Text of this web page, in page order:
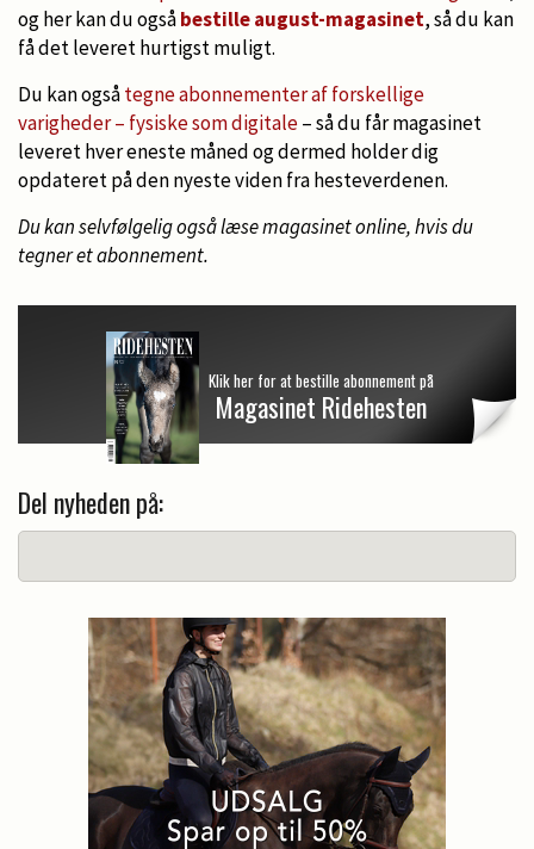
og her kan du ogsåbestille august-magasinet, så du kan
få det leveret hurtigst muligt.
Du kan ogsåtegne abonnementer af forskellige
varigheder – fysiske som digitale– så du får magasinet
leveret hver eneste måned og dermed holder dig
opdateret på den nyeste viden fra hesteverdenen.
Du kan selvfølgelig også læse magasinet online, hvis du
tegner et abonnement.
Klik her for at bestille abonnement på
Magasinet Ridehesten
Del nyheden på: